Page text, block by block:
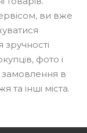
ви вже
фото і
замовлення в
та інші міста.